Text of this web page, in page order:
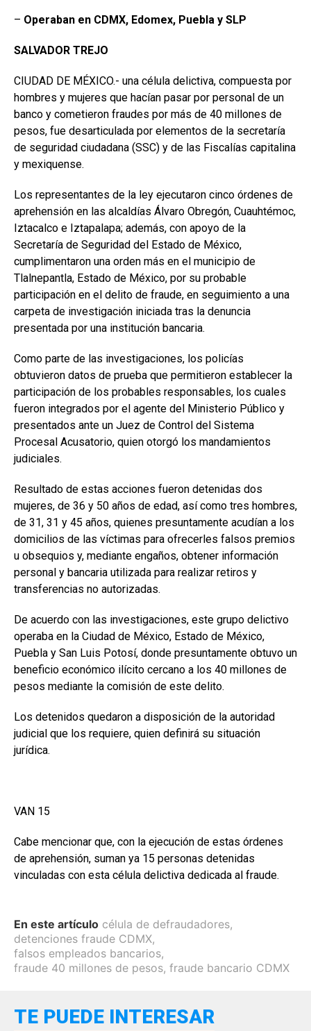
– Operaban en CDMX, Edomex, Puebla y SLP
SALVADOR TREJO
CIUDAD DE MÉXICO.- una célula delictiva, compuesta por
hombres y mujeres que hacían pasar por personal de un
banco y cometieron fraudes por más de 40 millones de
pesos, fue desarticulada por elementos de la secretaría
de seguridad ciudadana (SSC) y de las Fiscalías capitalina
y mexiquense.
Los representantes de la ley ejecutaron cinco órdenes de
aprehensión en las alcaldías Álvaro Obregón, Cuauhtémoc,
Iztacalco e Iztapalapa; además, con apoyo de la
Secretaría de Seguridad del Estado de México,
cumplimentaron una orden más en el municipio de
Tlalnepantla, Estado de México, por su probable
participación en el delito de fraude, en seguimiento a una
carpeta de investigación iniciada tras la denuncia
presentada por una institución bancaria.
Como parte de las investigaciones, los policías
obtuvieron datos de prueba que permitieron establecer la
participación de los probables responsables, los cuales
fueron integrados por el agente del Ministerio Público y
presentados ante un Juez de Control del Sistema
Procesal Acusatorio, quien otorgó los mandamientos
judiciales.
Resultado de estas acciones fueron detenidas dos
mujeres, de 36 y 50 años de edad, así como tres hombres,
de 31, 31 y 45 años, quienes presuntamente acudían a los
domicilios de las víctimas para ofrecerles falsos premios
u obsequios y, mediante engaños, obtener información
personal y bancaria utilizada para realizar retiros y
transferencias no autorizadas.
De acuerdo con las investigaciones, este grupo delictivo
operaba en la Ciudad de México, Estado de México,
Puebla y San Luis Potosí, donde presuntamente obtuvo un
beneficio económico ilícito cercano a los 40 millones de
pesos mediante la comisión de este delito.
Los detenidos quedaron a disposición de la autoridad
judicial que los requiere, quien definirá su situación
jurídica.
VAN 15
Cabe mencionar que, con la ejecución de estas órdenes
de aprehensión, suman ya 15 personas detenidas
vinculadas con esta célula delictiva dedicada al fraude.
En este artículo célula de defraudadores,
detenciones fraude CDMX,
falsos empleados bancarios,
fraude 40 millones de pesos, fraude bancario CDMX
TE PUEDE INTERESAR